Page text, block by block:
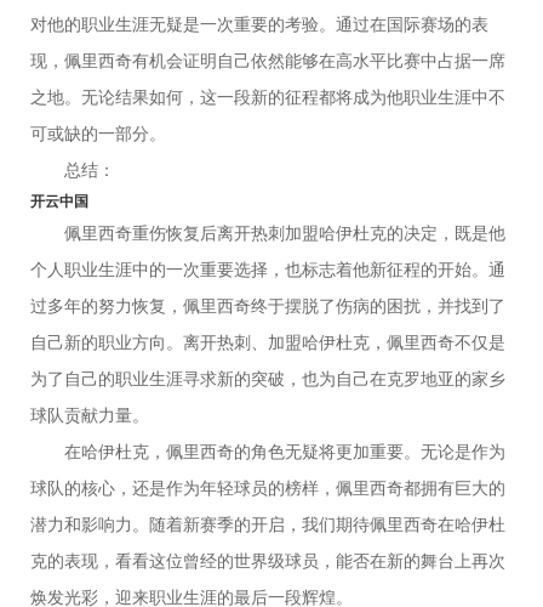
对他的职业生涯无疑是一次重要的考验。通过在国际赛场的表
现，佩里西奇有机会证明自己依然能够在高水平比赛中占据一席
之地。无论结果如何，这一段新的征程都将成为他职业生涯中不
可或缺的一部分。
总结：
开云中国
佩里西奇重伤恢复后离开热刺加盟哈伊杜克的决定，既是他
个人职业生涯中的一次重要选择，也标志着他新征程的开始。通
过多年的努力恢复，佩里西奇终于摆脱了伤病的困扰，并找到了
自己新的职业方向。离开热刺、加盟哈伊杜克，佩里西奇不仅是
为了自己的职业生涯寻求新的突破，也为自己在克罗地亚的家乡
球队贡献力量。
在哈伊杜克，佩里西奇的角色无疑将更加重要。无论是作为
球队的核心，还是作为年轻球员的榜样，佩里西奇都拥有巨大的
潜力和影响力。随着新赛季的开启，我们期待佩里西奇在哈伊杜
克的表现，看看这位曾经的世界级球员，能否在新的舞台上再次
焕发光彩，迎来职业生涯的最后一段辉煌。